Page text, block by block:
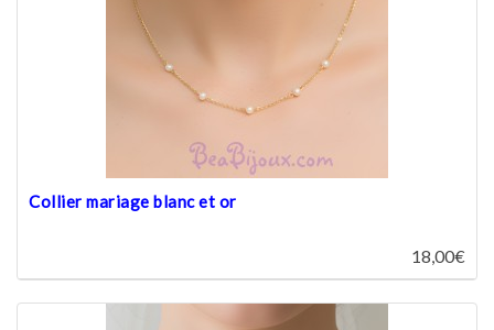
Collier mariage blanc et or
18,00€